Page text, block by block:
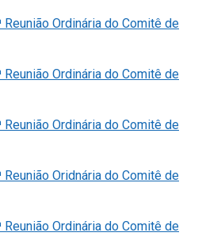
Reunião Ordinária do Comitê de
Reunião Ordinária do Comitê de
Reunião Ordinária do Comitê de
Reunião Oridnária do Comitê de
Reunião Ordinária do Comitê de